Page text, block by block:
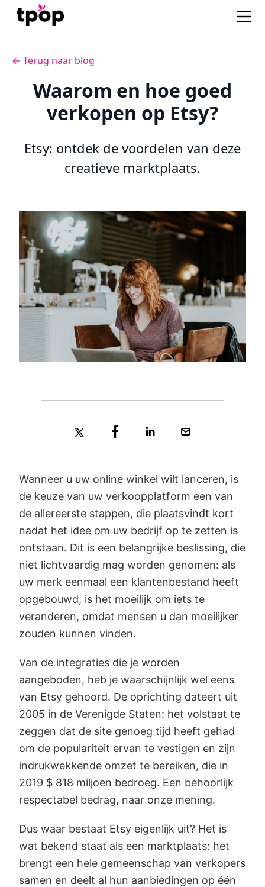
← Terug naar blog
Waarom en hoe goed
verkopen op Etsy?
Etsy: ontdek de voordelen van deze
creatieve marktplaats.
Wanneer u uw online winkel wilt lanceren, is
de keuze van uw verkoopplatform een van
de allereerste stappen, die plaatsvindt kort
nadat het idee om uw bedrijf op te zetten is
ontstaan. Dit is een belangrijke beslissing, die
niet lichtvaardig mag worden genomen: als
uw merk eenmaal een klantenbestand heeft
opgebouwd, is het moeilijk om iets te
veranderen, omdat mensen u dan moeilijker
zouden kunnen vinden.
Van de integraties die je worden
aangeboden, heb je waarschijnlijk wel eens
van Etsy gehoord. De oprichting dateert uit
2005 in de Verenigde Staten: het volstaat te
zeggen dat de site genoeg tijd heeft gehad
om de populariteit ervan te vestigen en zijn
indrukwekkende omzet te bereiken, die in
2019 $ 818 miljoen bedroeg. Een behoorlijk
respectabel bedrag, naar onze mening.
Dus waar bestaat Etsy eigenlijk uit? Het is
wat bekend staat als een marktplaats: het
brengt een hele gemeenschap van verkopers
samen en deelt al hun aanbiedingen op één